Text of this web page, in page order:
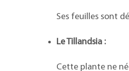
Ses feuilles sont
Le Tillandsia :
Cette plante ne